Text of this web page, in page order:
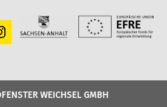
WEICHSEL GMBH